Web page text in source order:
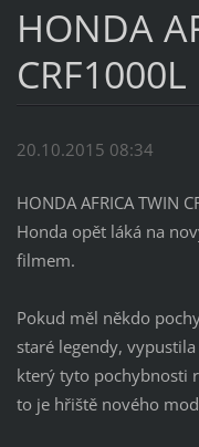
HONDA
20.10.2015 08:34
HONDA AFRICA TWIN
Honda opět láká na
filmem.
Pokud měl někdo
staré legendy,
který tyto pochybnosti
to je hřiště nového